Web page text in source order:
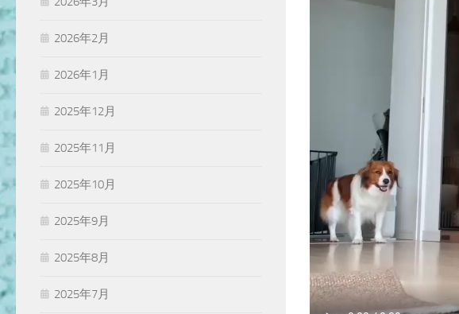
2026年2月
2026年1月
2025年12月
2025年11月
2025年10月
2025年9月
2025年8月
2025年7月